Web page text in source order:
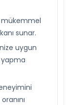
sunar.
uygun
yapma